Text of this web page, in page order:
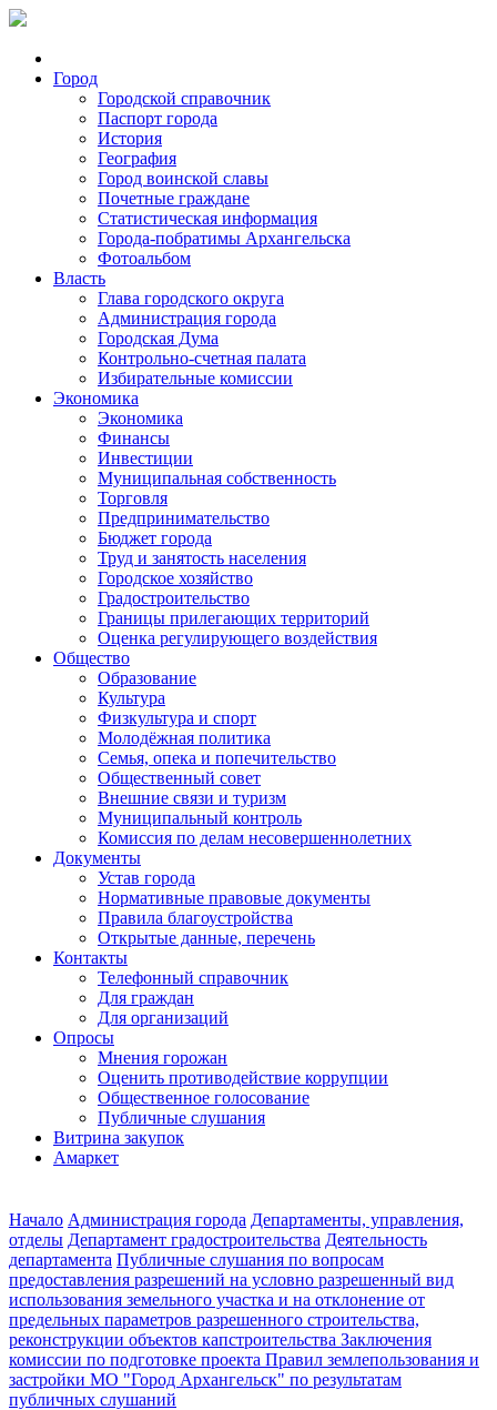
Город
Городской справочник
Паспорт города
История
География
Город воинской славы
Почетные граждане
Статистическая информация
Города-побратимы Архангельска
Фотоальбом
Власть
Глава городского округа
Администрация города
Городская Дума
Контрольно-счетная палата
Избирательные комиссии
Экономика
Экономика
Финансы
Инвестиции
Муниципальная собственность
Торговля
Предпринимательство
Бюджет города
Труд и занятость населения
Городское хозяйство
Градостроительство
Границы прилегающих территорий
Оценка регулирующего воздействия
Общество
Образование
Культура
Физкультура и спорт
Молодёжная политика
Семья, опека и попечительство
Общественный совет
Внешние связи и туризм
Муниципальный контроль
Комиссия по делам несовершеннолетних
Документы
Устав города
Нормативные правовые документы
Правила благоустройства
Открытые данные, перечень
Контакты
Телефонный справочник
Для граждан
Для организаций
Опросы
Мнения горожан
Оценить противодействие коррупции
Общественное голосование
Публичные слушания
Витрина закупок
Амаркет
Начало Администрация города Департаменты, управления,
отделы Департамент градостроительства Деятельность
департамента Публичные слушания по вопросам
предоставления разрешений на условно разрешенный вид
использования земельного участка и на отклонение от
предельных параметров разрешенного строительства,
реконструкции объектов капстроительства Заключения
комиссии по подготовке проекта Правил землепользования и
застройки МО "Город Архангельск" по результатам
публичных слушаний